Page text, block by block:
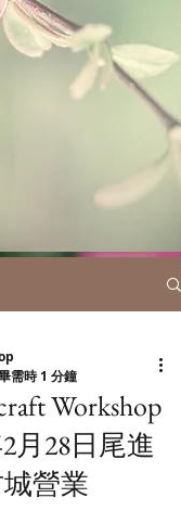
Workshop
月28日尾進
營業
需時 1 分鐘